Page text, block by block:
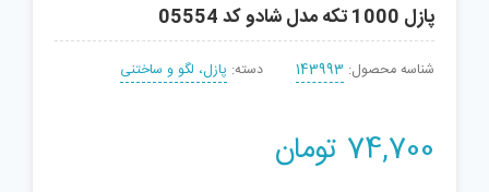
پازل 1000 تکه مدل شادو کد 05554
شناسه محصول: 143993 دسته: پازل، لگو و ساختنی
74,700 تومان